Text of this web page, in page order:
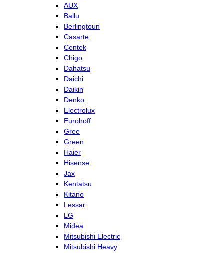
AUX
Ballu
Berlingtoun
Casarte
Centek
Chigo
Dahatsu
Daichi
Daikin
Denko
Electrolux
Eurohoff
Gree
Green
Haier
Hisense
Jax
Kentatsu
Kitano
Lessar
LG
Midea
Mitsubishi Electric
Mitsubishi Heavy